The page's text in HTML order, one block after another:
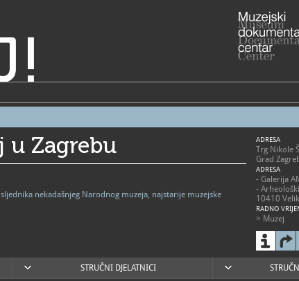
u Zagrebu
nekadašnjeg Narodnog muzeja, najstarije muzejske
ADRESA
Trg Nikole
Grad
ADRESA
- Galerija
-
10410
RADNO
> Muzej
- subota
- nedjelja
-
STRUČNI DJELATNICI